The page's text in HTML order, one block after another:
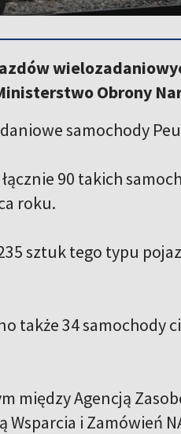
Obrony
samochody
90 takich
roku.
sztuk tego typu
także 34 samochody
między Agencją
Wsparcia i Zamówień